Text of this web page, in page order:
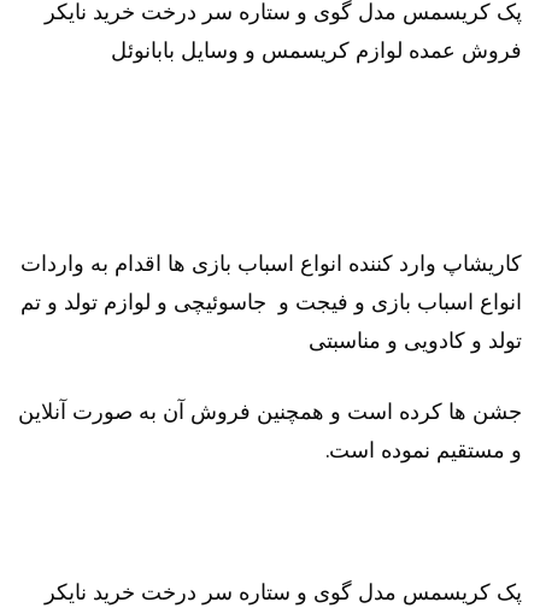
پک کریسمس مدل گوی و ستاره سر درخت خرید نایکر
فروش عمده لوازم کریسمس و وسایل بابانوئل
کاریشاپ وارد کننده انواع اسباب بازی ها اقدام به واردات
انواع اسباب بازی و فیجت و جاسوئیچی و لوازم تولد و تم
تولد و کادویی و مناسبتی
جشن ها کرده است و همچنین فروش آن به صورت آنلاین
و مستقیم نموده است.
پک کریسمس مدل گوی و ستاره سر درخت خرید نایکر